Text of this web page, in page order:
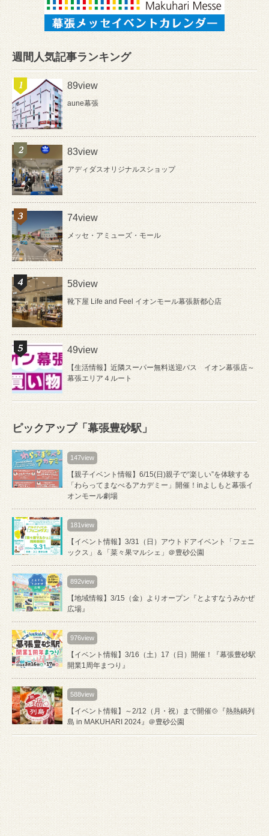
週間人気記事ランキング
89view
aune幕張
83view
アディダスオリジナルスショップ
74view
メッセ・アミューズ・モール
58view
靴下屋 Life and Feel イオンモール幕張新都心店
49view
【生活情報】近隣スーパー無料送迎バス イオン幕張店～
幕張エリア４ルート
ピックアップ「幕張豊砂駅」
147view
【親子イベント情報】6/15(日)親子で“楽しい”を体験する
「わらってまなべるアカデミー」開催！inよしもと幕張イ
オンモール劇場
181view
【イベント情報】3/31（日）アウトドアイベント「フェニ
ックス」＆「菜々果マルシェ」＠豊砂公園
892view
【地域情報】3/15（金）よりオープン『とよすなうみかぜ
広場』
976view
【イベント情報】3/16（土）17（日）開催！『幕張豊砂駅
開業1周年まつり』
588view
【イベント情報】～2/12（月・祝）まで開催🍲『熱熱鍋列
島 in MAKUHARI 2024』＠豊砂公園